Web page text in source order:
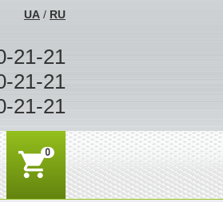
UA / RU
21-21
21-21
21-21
0